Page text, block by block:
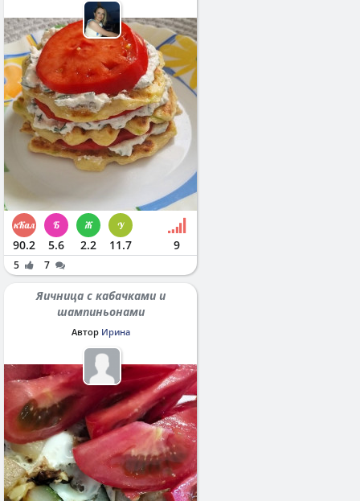
90.2 5.6 2.2 11.7 9
5 7
Яичница с кабачками и
шампиньонами
Автор Ирина